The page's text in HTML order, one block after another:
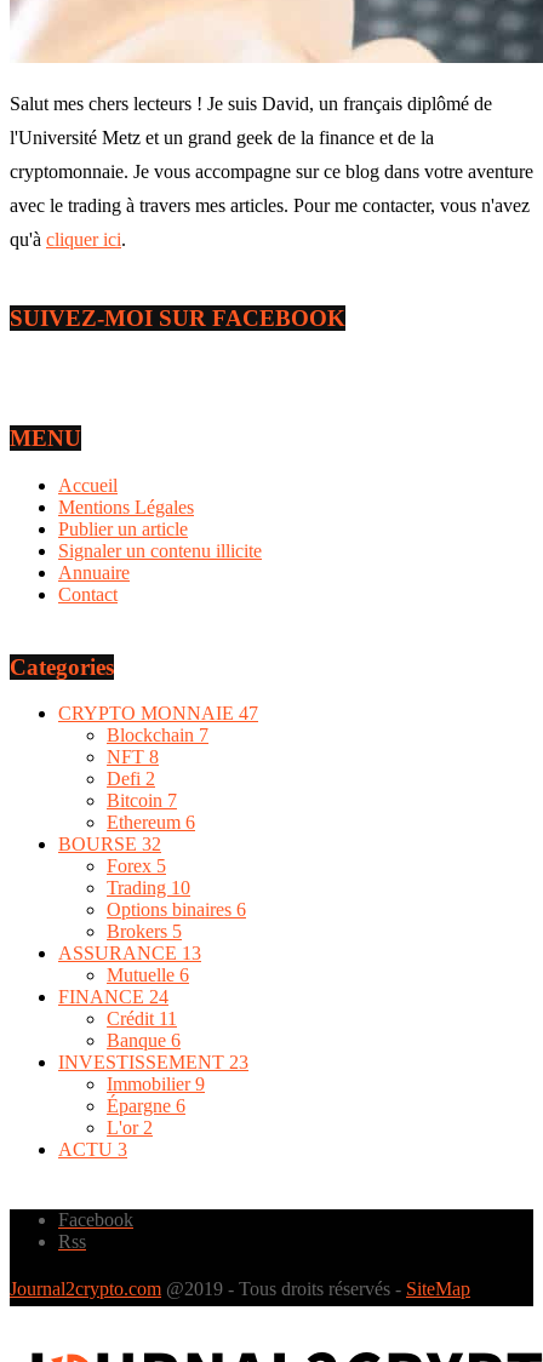
Salut mes chers lecteurs ! Je suis David, un français diplômé de
l'Université Metz et un grand geek de la finance et de la
cryptomonnaie. Je vous accompagne sur ce blog dans votre aventure
avec le trading à travers mes articles. Pour me contacter, vous n'avez
qu'à cliquer ici.
SUIVEZ-MOI SUR FACEBOOK
MENU
Accueil
Mentions Légales
Publier un article
Signaler un contenu illicite
Annuaire
Contact
Categories
CRYPTO MONNAIE 47
Blockchain 7
NFT 8
Defi 2
Bitcoin 7
Ethereum 6
BOURSE 32
Forex 5
Trading 10
Options binaires 6
Brokers 5
ASSURANCE 13
Mutuelle 6
FINANCE 24
Crédit 11
Banque 6
INVESTISSEMENT 23
Immobilier9
Épargne 6
L'or 2
ACTU 3
Facebook
Rss
Journal2crypto.com @2019 - Tous droits réservés - SiteMap